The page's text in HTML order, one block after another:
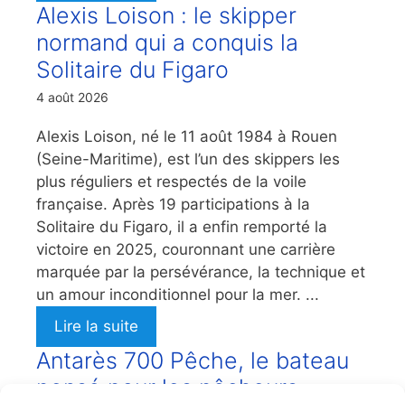
Alexis Loison : le skipper
normand qui a conquis la
Solitaire du Figaro
4 août 2026
Alexis Loison, né le 11 août 1984 à Rouen
(Seine-Maritime), est l’un des skippers les
plus réguliers et respectés de la voile
française. Après 19 participations à la
Solitaire du Figaro, il a enfin remporté la
victoire en 2025, couronnant une carrière
marquée par la persévérance, la technique et
un amour inconditionnel pour la mer. ...
Lire la suite
Antarès 700 Pêche, le bateau
pensé pour les pêcheurs-